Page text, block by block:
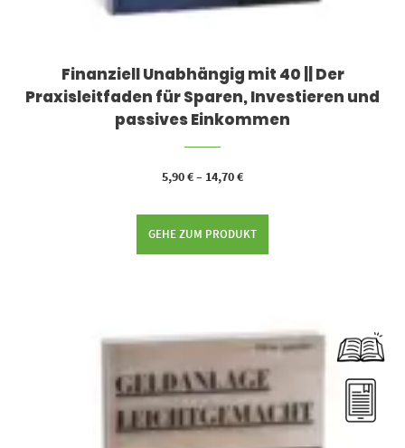
Finanziell Unabhängig mit 40 || Der
Praxisleitfaden für Sparen, Investieren und
passives Einkommen
5,90€– 14,70€
GEHE ZUM PRODUKT